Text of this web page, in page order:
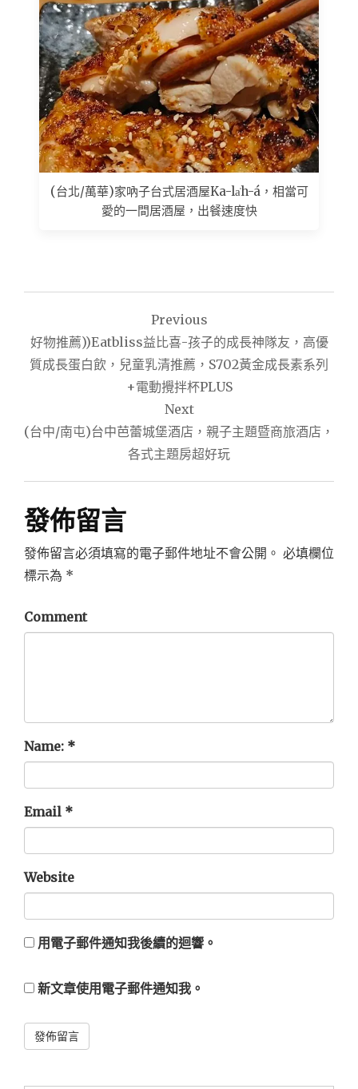
(台北/萬華)家吶子台式居酒屋Ka-la̍h-á，相當可
愛的一間居酒屋，出餐速度快
章
導
Previous
好物推薦))Eatbliss益比喜-孩子的成長神隊友，高優
質成長蛋白飲，兒童乳清推薦，S702黃金成長素系列
+電動攪拌杯PLUS
Next
(台中/南屯)台中芭蕾城堡酒店，親子主題暨商旅酒店，
各式主題房超好玩
發佈留言
發佈留言必須填寫的電子郵件地址不會公開。 必填欄位
標示為 *
Comment
Name: *
Email *
Website
用電子郵件通知我後續的迴響。
新文章使用電子郵件通知我。